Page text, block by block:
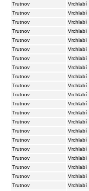
Trutnov
Vrchlabí
Trutnov
Vrchlabí
Trutnov
Vrchlabí
Trutnov
Vrchlabí
Trutnov
Vrchlabí
Trutnov
Vrchlabí
Trutnov
Vrchlabí
Trutnov
Vrchlabí
Trutnov
Vrchlabí
Trutnov
Vrchlabí
Trutnov
Vrchlabí
Trutnov
Vrchlabí
Trutnov
Vrchlabí
Trutnov
Vrchlabí
Trutnov
Vrchlabí
Trutnov
Vrchlabí
Trutnov
Vrchlabí
Trutnov
Vrchlabí
Trutnov
Vrchlabí
Trutnov
Vrchlabí
Trutnov
Vrchlabí